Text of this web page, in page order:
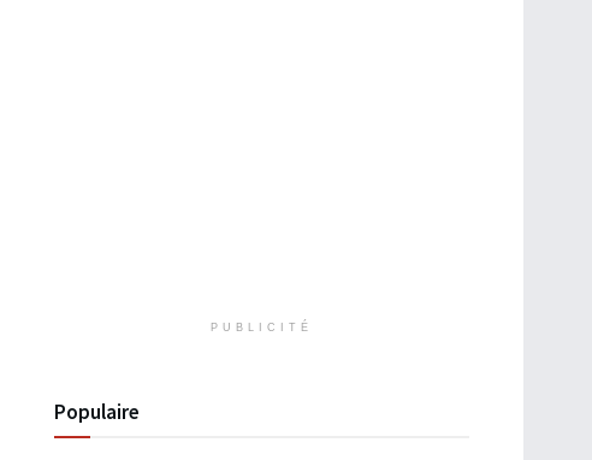
PUBLICITÉ
Populaire